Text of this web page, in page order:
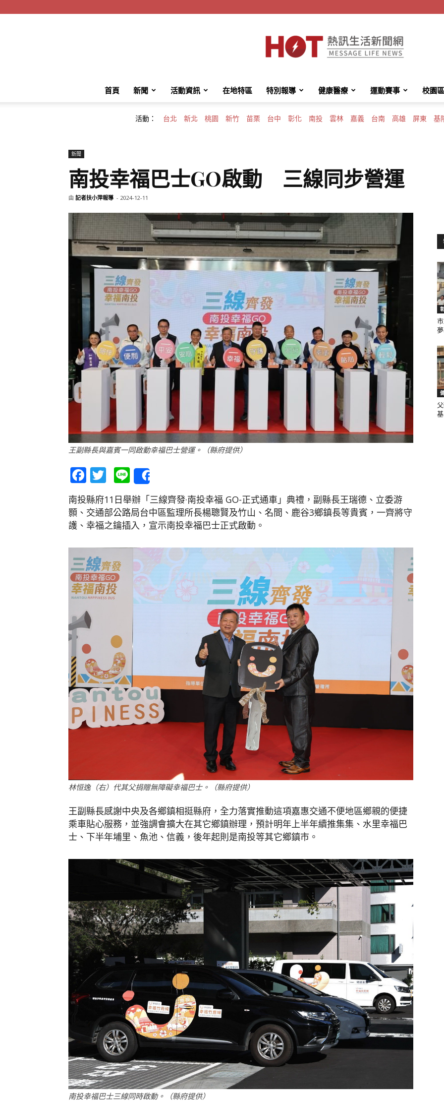
HotMessage
訊
生
活
新
首頁 新聞 活動資訊 在地特區 特別報導 健康醫療 運動賽事 校園區
活動： 台北 新北 桃園 新竹 苗栗 台中 彰化 南投 雲林 嘉義 台南 高雄 屏東 基
新聞
南投幸福巴士GO啟動 三線同步營運
由 記者扶小萍報導 - 2024-12-11
王副縣長與嘉賓一同啟動幸福巴士營運。（縣府提供）
Facebook
Twitter
Line
南投縣府11日舉辦「三線齊發·南投幸福 GO-正式通車」典禮，副縣長王瑞德、立委游
顥、交通部公路局台中區監理所長楊聰賢及竹山、名間、鹿谷3鄉鎮長等貴賓，一齊將守
護、幸福之鑰插入，宣示南投幸福巴士正式啟動。
林恒逸（右）代其父捐贈無障礙幸福巴士。（縣府提供）
王副縣長感謝中央及各鄉鎮相挺縣府，全力落實推動這項嘉惠交通不便地區鄉親的便捷
乘車貼心服務，並強調會擴大在其它鄉鎮辦理，預計明年上半年續推集集、水里幸福巴
士、下半年埔里、魚池、信義，後年起則是南投等其它鄉鎮市。
南投幸福巴士三線同時啟動。（縣府提供）